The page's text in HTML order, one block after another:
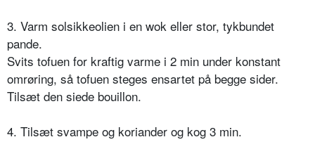
3. Varm solsikkeolien i en wok eller stor, tykbundet
pande.
Svits tofuen for kraftig varme i 2 min under konstant
omrøring, så tofuen steges ensartet på begge sider.
Tilsæt den siede bouillon.
4. Tilsæt svampe og koriander og kog 3 min.